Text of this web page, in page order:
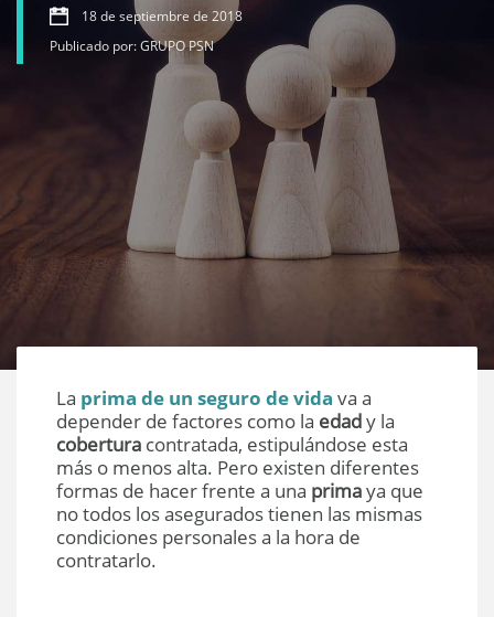
18 de septiembre de 2018
Publicado por: GRUPO PSN
La prima de un seguro de vida va a
depender de factores como la edady la
cobertura contratada, estipulándose esta
más o menos alta. Pero existen diferentes
formas de hacer frente a una primaya que
no todos los asegurados tienen las mismas
condiciones personales a la hora de
contratarlo.